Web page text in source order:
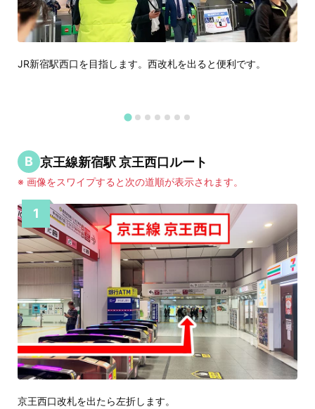
JR新宿駅西口を目指します。西改札を出ると便利です。
B 京王線新宿駅 京王西口ルート
※ 画像をスワイプすると次の道順が表示されます。
京王西口改札を出たら左折します。